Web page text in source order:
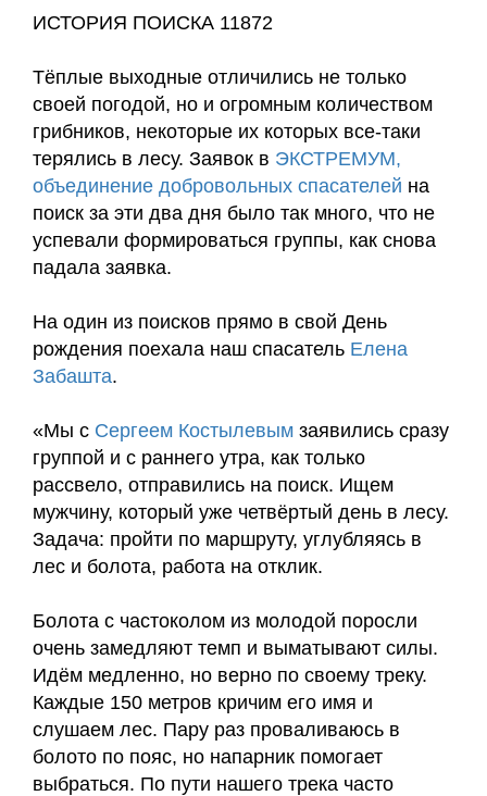
ИСТОРИЯ ПОИСКА 11872
Тёплые выходные отличились не только
своей погодой, но и огромным количеством
грибников, некоторые их которых все-таки
терялись в лесу. Заявок в ЭКСТРЕМУМ,
объединение добровольных спасателей на
поиск за эти два дня было так много, что не
успевали формироваться группы, как снова
падала заявка.
На один из поисков прямо в свой День
рождения поехала наш спасатель Елена
Забашта.
«Мы с Сергеем Костылевым заявились сразу
группой и с раннего утра, как только
рассвело, отправились на поиск. Ищем
мужчину, который уже четвёртый день в лесу.
Задача: пройти по маршруту, углубляясь в
лес и болота, работа на отклик.
Болота с частоколом из молодой поросли
очень замедляют темп и выматывают силы.
Идём медленно, но верно по своему треку.
Каждые 150 метров кричим его имя и
слушаем лес. Пару раз проваливаюсь в
болото по пояс, но напарник помогает
выбраться. По пути нашего трека часто